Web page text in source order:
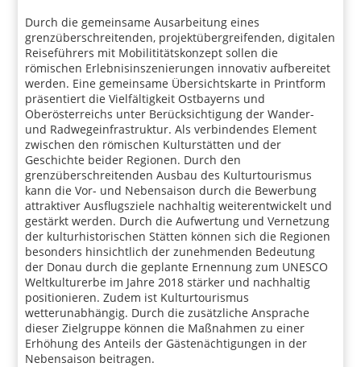
Durch die gemeinsame Ausarbeitung eines
grenzüberschreitenden, projektübergreifenden, digitalen
Reiseführers mit Mobilititätskonzept sollen die
römischen Erlebnisinszenierungen innovativ aufbereitet
werden. Eine gemeinsame Übersichtskarte in Printform
präsentiert die Vielfältigkeit Ostbayerns und
Oberösterreichs unter Berücksichtigung der Wander-
und Radwegeinfrastruktur. Als verbindendes Element
zwischen den römischen Kulturstätten und der
Geschichte beider Regionen. Durch den
grenzüberschreitenden Ausbau des Kulturtourismus
kann die Vor- und Nebensaison durch die Bewerbung
attraktiver Ausflugsziele nachhaltig weiterentwickelt und
gestärkt werden. Durch die Aufwertung und Vernetzung
der kulturhistorischen Stätten können sich die Regionen
besonders hinsichtlich der zunehmenden Bedeutung
der Donau durch die geplante Ernennung zum UNESCO
Weltkulturerbe im Jahre 2018 stärker und nachhaltig
positionieren. Zudem ist Kulturtourismus
wetterunabhängig. Durch die zusätzliche Ansprache
dieser Zielgruppe können die Maßnahmen zu einer
Erhöhung des Anteils der Gästenächtigungen in der
Nebensaison beitragen.